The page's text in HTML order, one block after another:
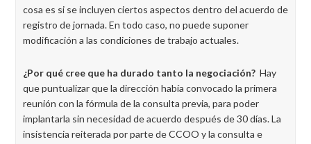
cosa es si se incluyen ciertos aspectos dentro del acuerdo de
registro de jornada. En todo caso, no puede suponer
modificación a las condiciones de trabajo actuales.
¿Por qué cree que ha durado tanto la negociación? Hay
que puntualizar que la dirección había convocado la primera
reunión con la fórmula de la consulta previa, para poder
implantarla sin necesidad de acuerdo después de 30 días. La
insistencia reiterada por parte de CCOO y la consulta e